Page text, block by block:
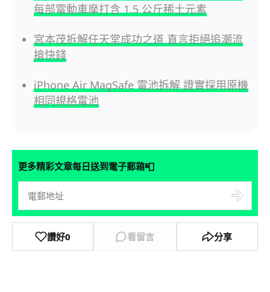
每部電動車摩打含 1.5 公斤稀土元素
宮本茂拆解任天堂成功之道 直言拒絕追潮流
搶快錢
iPhone Air MagSafe 電池拆解 證實採用原機
相同規格電池
更多精彩文章每日送到電子郵箱📮
讚好0 看留言 分享